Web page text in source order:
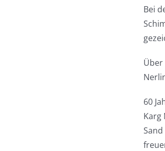
Bei
60
Karg